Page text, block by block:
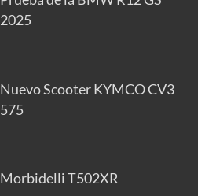
2025
Nuevo Scooter KYMCO CV3
575
Morbidelli T502XR